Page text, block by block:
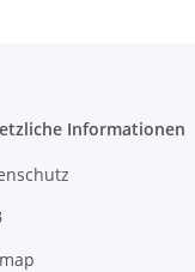
Informationen